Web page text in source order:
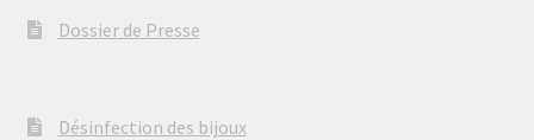
Dossier de Presse
Désinfection des bijoux